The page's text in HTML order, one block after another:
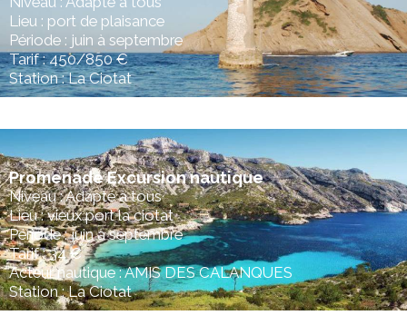
Lieu : port de plaisance
Période : juin à septembre
Tarif : 450/850 €
Station : La Ciotat
Promenade Excursion nautique
Niveau : Adapté à tous
Lieu : vieux port la ciotat
Période : juin à septembre
Tarif : 34 €
Acteur nautique : AMIS DES CALANQUES
Station : La Ciotat